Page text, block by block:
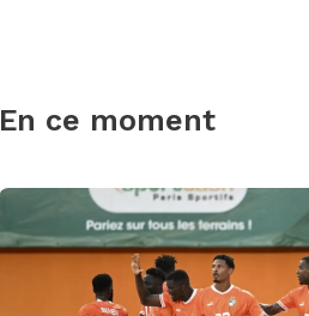
En ce moment